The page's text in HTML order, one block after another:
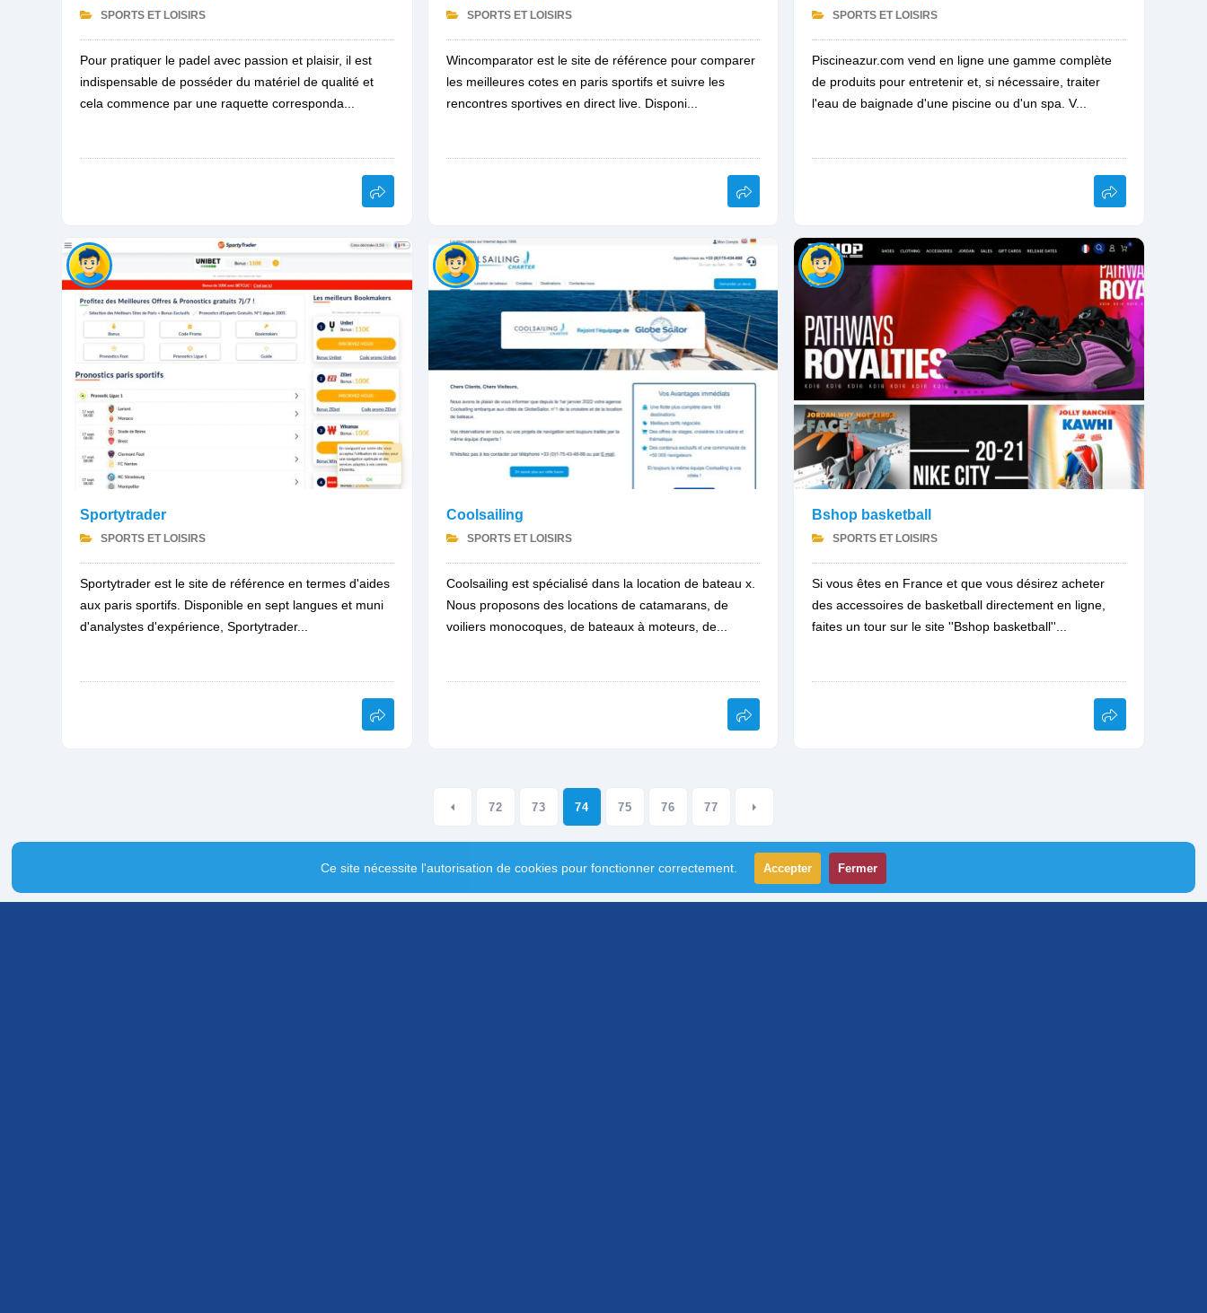
SPORTS ET LOISIRS
Pour pratiquer le padel avec passion et plaisir, il est
indispensable de posséder du matériel de qualité et
cela commence par une raquette corresponda...
SPORTS ET LOISIRS
Wincomparator est le site de référence pour comparer
les meilleures cotes en paris sportifs et suivre les
rencontres sportives en direct live. Disponi...
SPORTS ET LOISIRS
Piscineazur.com vend en ligne une gamme complète
de produits pour entretenir et, si nécessaire, traiter
l'eau de baignade d'une piscine ou d'un spa. V...
Sportytrader
SPORTS ET LOISIRS
Sportytrader est le site de référence en termes d'aides
aux paris sportifs. Disponible en sept langues et muni
d'analystes d'expérience, Sportytrader...
Coolsailing
SPORTS ET LOISIRS
Coolsailing est spécialisé dans la location de bateau x.
Nous proposons des locations de catamarans, de
voiliers monocoques, de bateaux à moteurs, de...
Bshop basketball
SPORTS ET LOISIRS
Si vous êtes en France et que vous désirez acheter
des accessoires de basketball directement en ligne,
faites un tour sur le site ''Bshop basketball''...
72 73 74 75 76 77
Ce site nécessite l'autorisation de cookies pour fonctionner correctement. Accepter Fermer